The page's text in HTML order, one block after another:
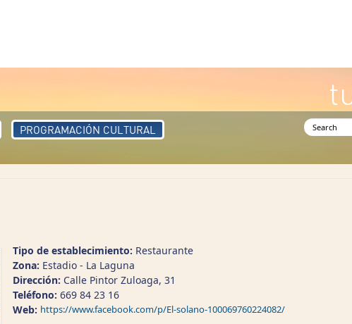
PROGRAMACIÓN CULTURAL Search
Tipo de establecimiento: Restaurante
Zona: Estadio - La Laguna
Dirección: Calle Pintor Zuloaga, 31
Teléfono: 669 84 23 16
Web: https://www.facebook.com/p/El-solano-100069760224082/